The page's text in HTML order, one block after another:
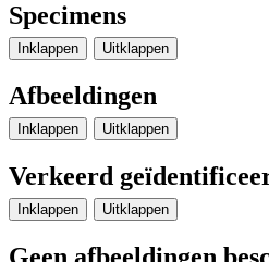
Specimens
Inklappen Uitklappen
Afbeeldingen
Inklappen Uitklappen
Verkeerd
Inklappen Uitklappen